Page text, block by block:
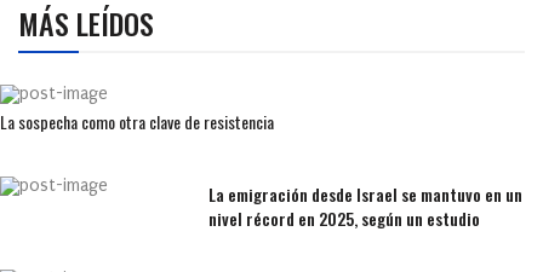
MÁS LEÍDOS
La sospecha como otra clave de resistencia
La emigración desde Israel se mantuvo en un
nivel récord en 2025, según un estudio